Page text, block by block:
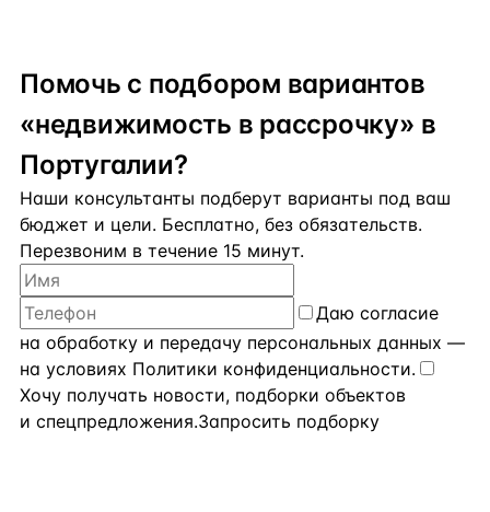
Помочь с подбором вариантов
«недвижимость в рассрочку» в
Португалии?
Наши консультанты подберут варианты под ваш
бюджет и цели. Бесплатно, без обязательств.
Перезвоним в течение 15 минут.
Даю согласие
на обработку и передачу персональных данных —
на условиях Политики конфиденциальности.
Хочу получать новости, подборки объектов
и спецпредложения.Запросить подборку